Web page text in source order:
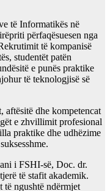
të Informatikës në
përfaqësuesen nga
të kompanisë
studentët patën
e punës praktike
të teknologjisë së
aftësitë dhe kompetencat
e zhvillimit profesional
praktike dhe udhëzime
i FSHI-së, Doc. dr.
të stafit akademik.
të ngushtë ndërmjet